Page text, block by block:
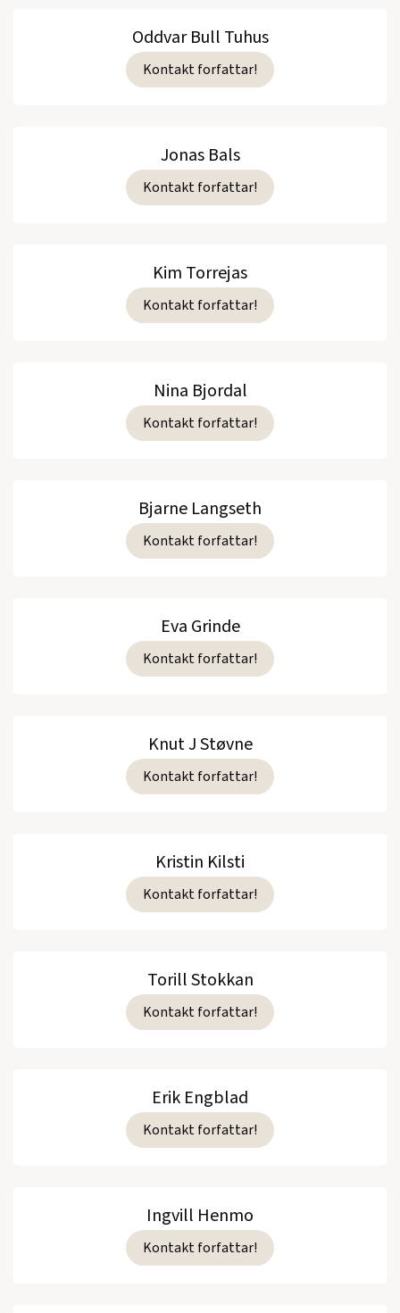
Oddvar Bull Tuhus
Kontakt forfattar!
Jonas Bals
Kontakt forfattar!
Kim Torrejas
Kontakt forfattar!
Nina Bjordal
Kontakt forfattar!
Bjarne Langseth
Kontakt forfattar!
Eva Grinde
Kontakt forfattar!
Knut J Støvne
Kontakt forfattar!
Kristin Kilsti
Kontakt forfattar!
Torill Stokkan
Kontakt forfattar!
Erik Engblad
Kontakt forfattar!
Ingvill Henmo
Kontakt forfattar!